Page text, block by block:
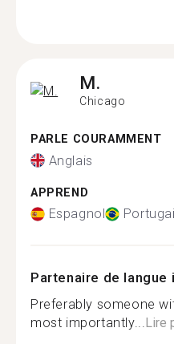
M.
Chicago
PARLE COURAMMENT
Anglais
APPREND
Espagnol
Partenaire de langue
Preferably someone
most importantly...Lire